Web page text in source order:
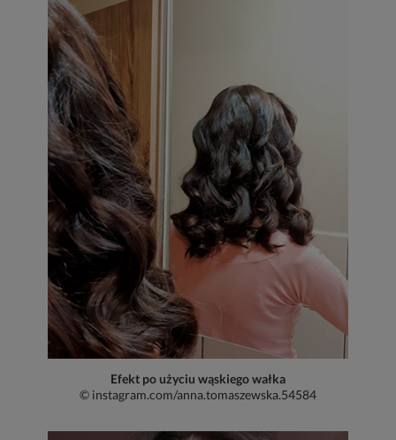
Efekt po użyciu wąskiego wałka
© instagram.com/anna.tomaszewska.54584